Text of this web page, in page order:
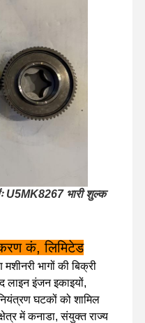
वीआर शो हमारे बारे में
U5MK8267 भारी शुल्क
कं, लिमिटेड
भागों की बिक्री
लाइन इंजन इकाइयों,
घटकों को शामिल
में कनाडा, संयुक्त राज्य